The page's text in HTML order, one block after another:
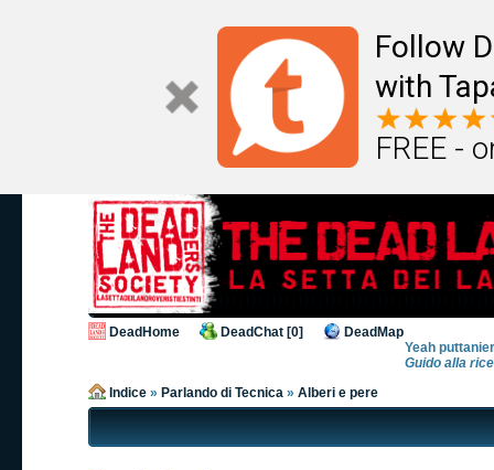
Follow
with
FREE -
DeadHome DeadChat [0]
DeadMap
Yeah
Guido alla
Indice » Parlando di Tecnica » Alberi e pere